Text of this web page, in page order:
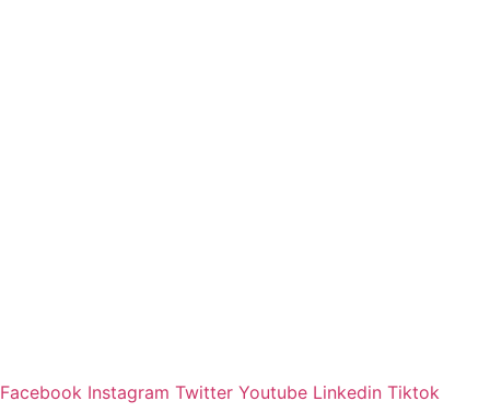
Facebook Instagram Twitter Youtube Linkedin Tiktok